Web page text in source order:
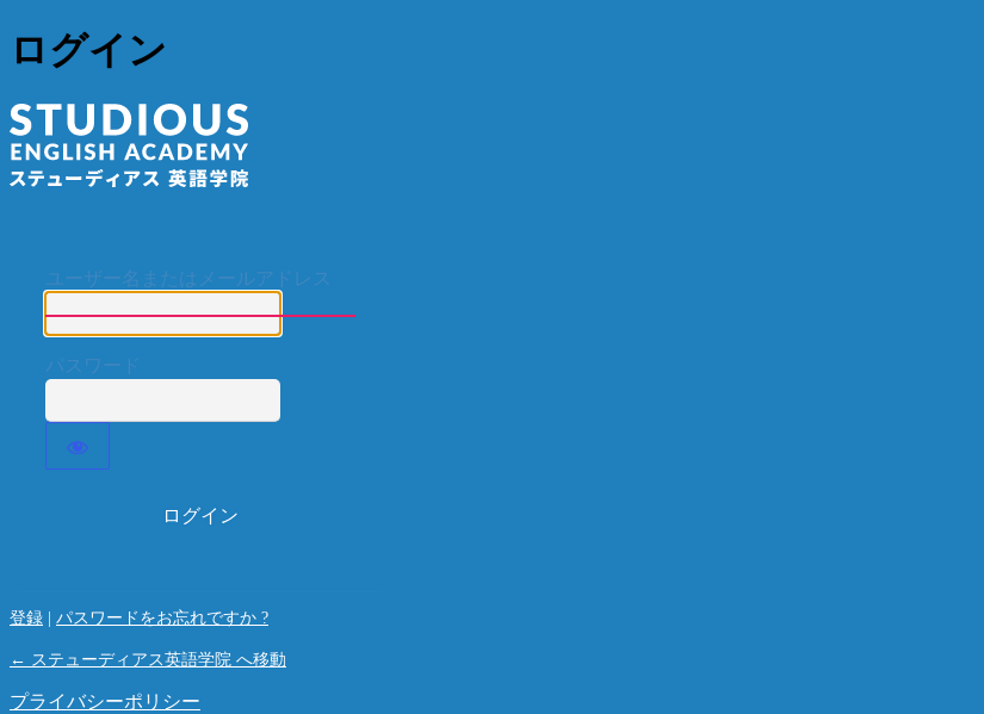
ログイン
ユーザー名またはメールアドレス
パスワード
登録 パスワードをお忘れですか ?
← ステューディアス英語学院 へ移動
プライバシーポリシー